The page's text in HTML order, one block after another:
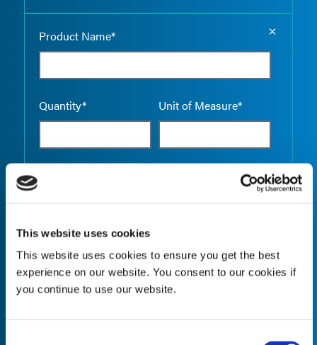
This website uses cookies
This website uses cookies to ensure you get the best
experience on our website. You consent to our cookies if
you continue to use our website.
Product Name*
Quantity* Unit of Measure*
Quantity* Unit of Measure*
Empty